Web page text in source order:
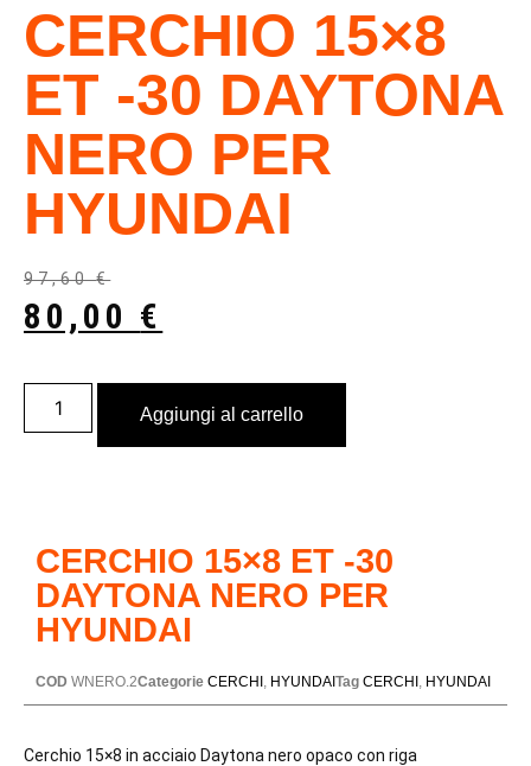
CERCHIO 15×8
ET -30 DAYTONA
NERO PER
HYUNDAI
97,60€
80,00 €
Aggiungi al carrello
CERCHIO 15×8 ET -30
DAYTONA NERO PER
HYUNDAI
COD WNERO.2Categorie CERCHI , HYUNDAI Tag CERCHI , HYUNDAI
Cerchio 15×8 in acciaio Daytona nero opaco con riga